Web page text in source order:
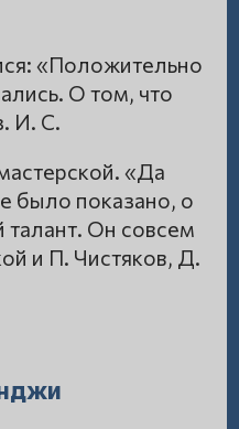
«Положительно
О том, что
И. С.
«Да
было показано, о
Он совсем
и П. Чистяков, Д.